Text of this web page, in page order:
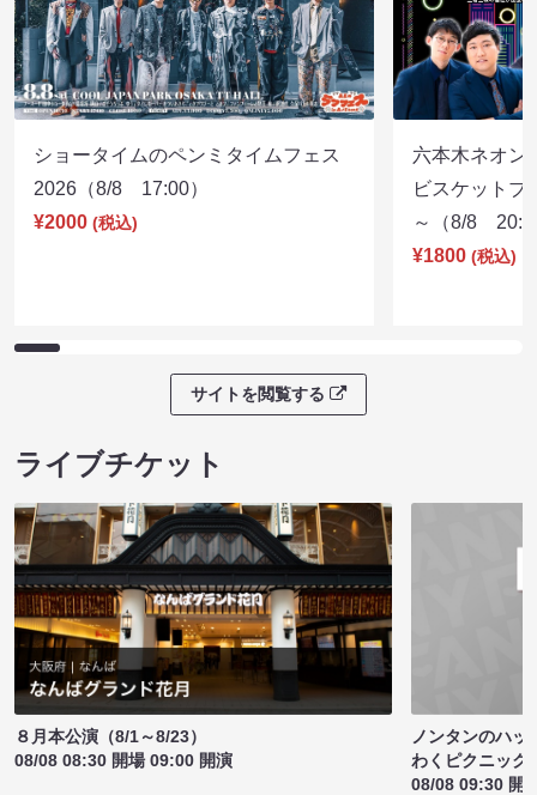
ショータイムのペンミタイムフェス
2026（8/8 17:00）
¥2000 (税込)
六本木ネオン
ビスケットブ
～（8/8
¥1800 (税込)
サイトを閲覧する
ライブチケット
８月本公演（8/1～8/23）
08/08 08:30 開場 09:00 開演
ノンタンのハッ
わくピクニック
08/08 09:30 開